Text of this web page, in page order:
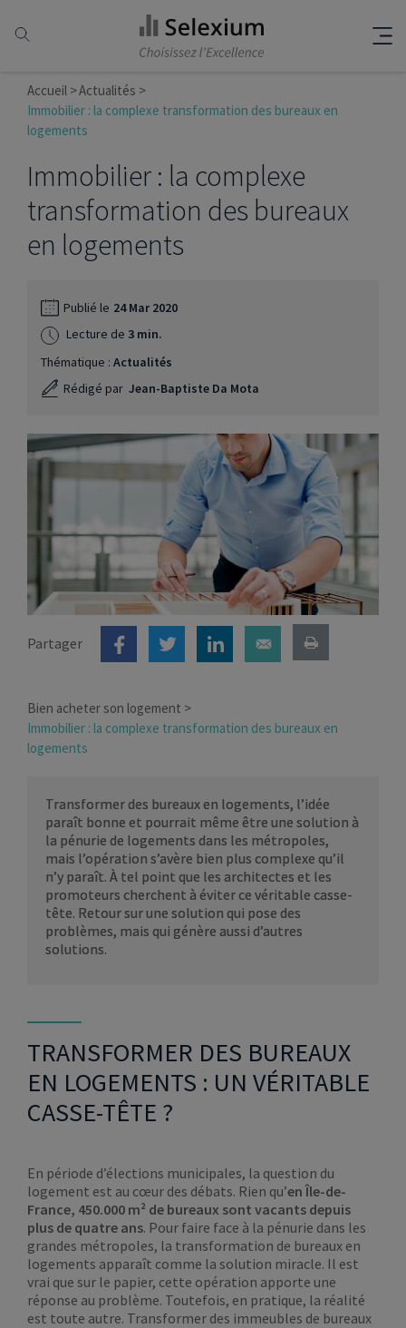
Accueil
Actualités
Immobilier : la complexe transformation des bureaux en
logements
Immobilier : la complexe
transformation des bureaux
en logements
Publié le 24 Mar 2020
Lecture de 3 min.
Thématique : Actualités
Rédigé par Jean-Baptiste Da Mota
Partager
Bien acheter son logement
Immobilier : la complexe transformation des bureaux en
logements
Transformer des bureaux en logements, l’idée
paraît bonne et pourrait même être une solution à
la pénurie de logements dans les métropoles,
mais l’opération s’avère bien plus complexe qu’il
n’y paraît. À tel point que les architectes et les
promoteurs cherchent à éviter ce véritable casse-
tête. Retour sur une solution qui pose des
problèmes, mais qui génère aussi d’autres
solutions.
TRANSFORMER DES BUREAUX
EN LOGEMENTS : UN VÉRITABLE
CASSE-TÊTE ?
En période d’élections municipales, la question du
logement est au cœur des débats. Rien qu’en Île-de-
France, 450.000 m² de bureaux sont vacants depuis
plus de quatre ans. Pour faire face à la pénurie dans les
grandes métropoles, la transformation de bureaux en
logements apparaît comme la solution miracle. Il est
vrai que sur le papier, cette opération apporte une
réponse au problème. Toutefois, en pratique, la réalité
est toute autre. Transformer des immeubles de bureaux